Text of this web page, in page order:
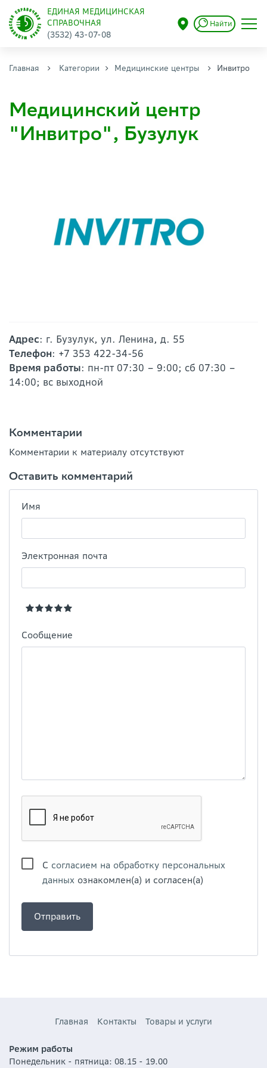
ЕДИНАЯ МЕДИЦИНСКАЯ
СПРАВОЧНАЯ
(3532) 43-07-08
Найти
Главная Категории Медицинские центры Инвитро
Медицинский центр
"Инвитро", Бузулук
Адрес: г. Бузулук, ул. Ленина, д. 55
Телефон: +7 353 422-34-56
Время работы: пн-пт 07:30 – 9:00; сб 07:30 –
14:00; вс выходной
Комментарии
Комментарии к материалу отсутствуют
Оставить комментарий
Имя
Электронная почта
Сообщение
С согласием на обработку персональных
данных ознакомлен(а) и согласен(а)
Главная Контакты Товары и услуги
Режим работы
Понедельник - пятница: 08.15 - 19.00